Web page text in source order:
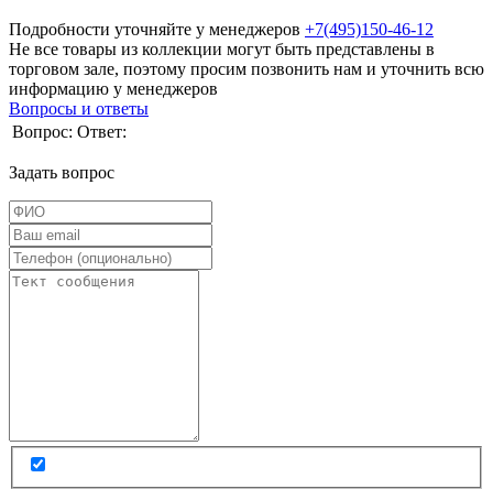
Подробности уточняйте у менеджеров +7(495)150-46-12
Не все товары из коллекции могут быть представлены в
торговом зале, поэтому просим позвонить нам и уточнить всю
информацию у менеджеров
Вопросы и ответы
Вопрос: Ответ:
Задать вопрос